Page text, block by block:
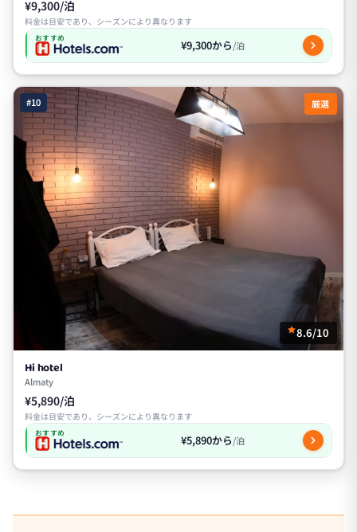
¥9,300/泊
料金は目安であり、シーズンにより異なります
おすすめ ¥9,300から/泊
#10 厳選
8.6/10
Hi hotel
Almaty
¥5,890/泊
料金は目安であり、シーズンにより異なります
おすすめ ¥5,890から/泊